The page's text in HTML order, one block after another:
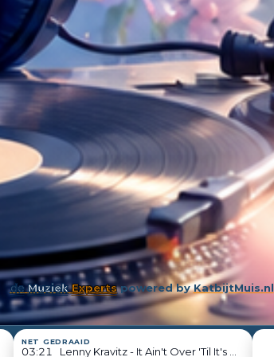
de Muziek Expertspowered byKatbijtMuis.nl
NET GEDRAAID
03:21